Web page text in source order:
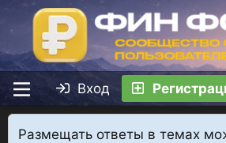
Вход
Размещать ответы в темах